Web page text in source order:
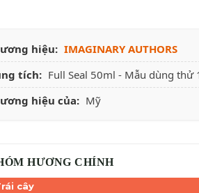
hiệu: IMAGINARY AUTHORS
tích: Full Seal 50ml - Mẫu dùng thử
hiệu của: Mỹ
HƯƠNG CHÍNH
cây